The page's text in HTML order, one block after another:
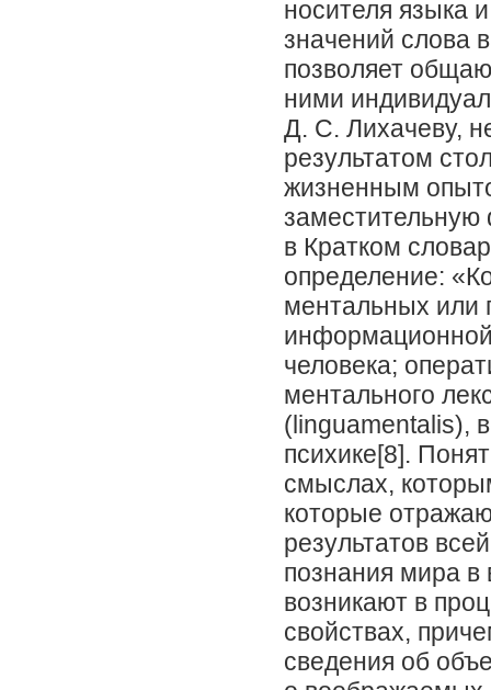
носителя языка
значений слова
позволяет
ними
Д. С. Лихачеву,
результатом
жизненным
в Кратком
определение:
ментальных или
информационной
человека;
ментального
(linguamentalis),
психике[8].
смыслах,
которые
результатов
познания мира в
возникают в
свойствах,
сведения об